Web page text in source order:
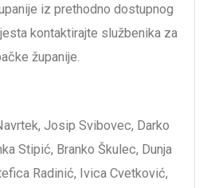
iz prethodno dostupnog
kontaktirajte službenika za
županije.
Josip Svibovec, Darko
Stipić, Branko Škulec, Dunja
Radinić, Ivica Cvetković,